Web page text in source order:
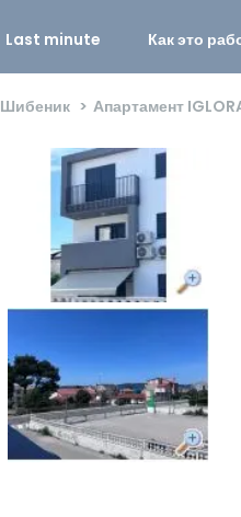
Last minute Как это
Шибеник Апартамент